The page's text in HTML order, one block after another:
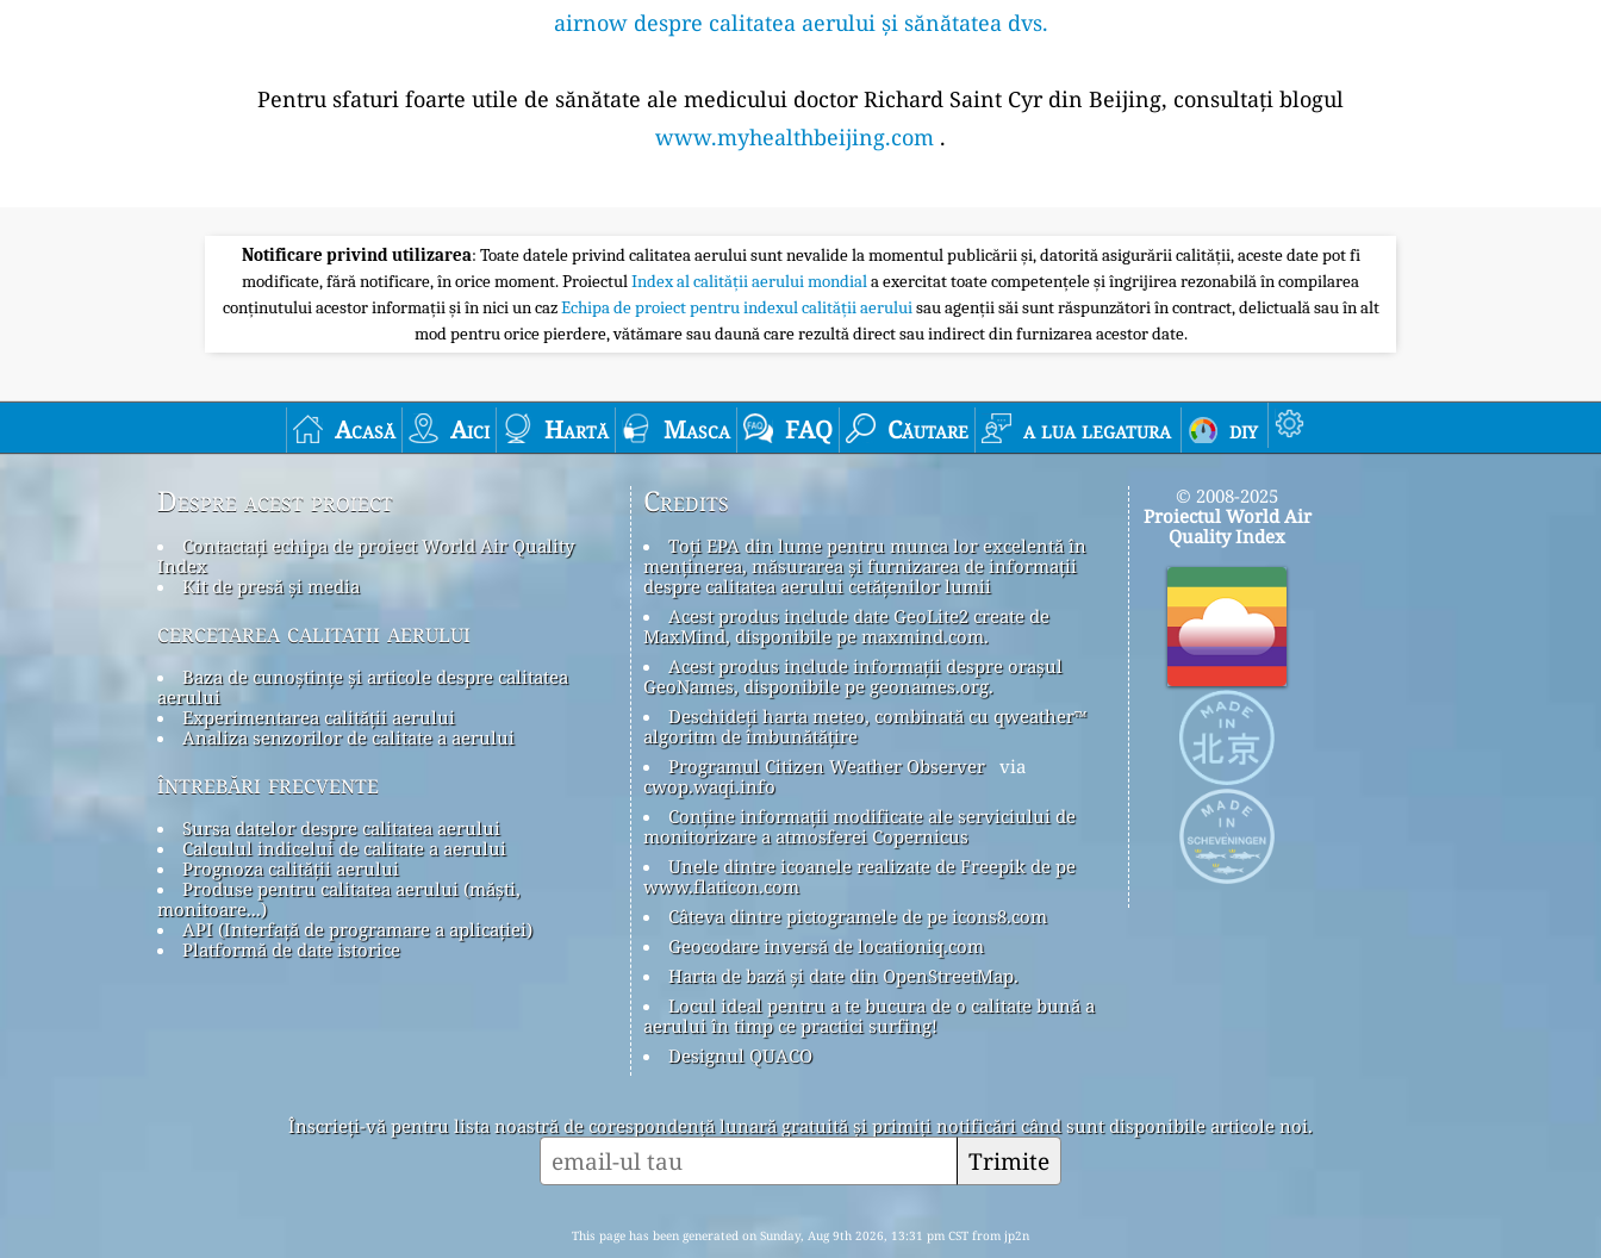
airnow despre calitatea aerului și sănătatea dvs.
Pentru sfaturi foarte utile de sănătate ale medicului doctor Richard Saint Cyr din Beijing, consultați blogul
www.myhealthbeijing.com .
Notificare privind utilizarea: Toate datele privind calitatea aerului sunt nevalide la momentul publicării și, datorită asigurării calității, aceste date pot fi
modificate, fără notificare, în orice moment. ProiectulIndex al calității aerului mondiala exercitat toate competențele și îngrijirea rezonabilă în compilarea
conținutului acestor informații și în nici un cazEchipa de proiect pentru indexul calității aeruluisau agenții săi sunt răspunzători în contract, delictuală sau în alt
mod pentru orice pierdere, vătămare sau daună care rezultă direct sau indirect din furnizarea acestor date.
Acasă Aici Hartă Masca FAQ Căutare a lua legatura diy
Despre acest proiect
Contactați echipa de proiect World Air Quality
Index
Kit de presă și media
cercetarea calitatii aerului
Baza de cunoștințe și articole despre calitatea
aerului
Experimentarea calității aerului
Analiza senzorilor de calitate a aerului
întrebări frecvente
Sursa datelor despre calitatea aerului
Calculul indicelui de calitate a aerului
Prognoza calității aerului
Produse pentru calitatea aerului (măști,
monitoare...)
API (Interfață de programare a aplicației)
Platformă de date istorice
Credits
Toți EPA din lume pentru munca lor excelentă în
menținerea, măsurarea și furnizarea de informații
despre calitatea aerului cetățenilor lumii
Acest produs include date GeoLite2 create de
MaxMind, disponibile pe maxmind.com.
Acest produs include informații despre orașul
GeoNames, disponibile pe geonames.org.
Deschideți harta meteo, combinată cu qweather™
algoritm de îmbunătățire
Programul Citizen Weather Observer via
cwop.waqi.info
Conține informații modificate ale serviciului de
monitorizare a atmosferei Copernicus
Unele dintre icoanele realizate de Freepik de pe
www.flaticon.com
Câteva dintre pictogramele de pe icons8.com
Geocodare inversă de locationiq.com
Harta de bază și date din OpenStreetMap.
Locul ideal pentru a te bucura de o calitate bună a
aerului în timp ce practici surfing!
Designul QUACO
© 2008-2025
Proiectul World Air
Quality Index
Înscrieți-vă pentru lista noastră de corespondență lunară gratuită și primiți notificări când sunt disponibile articole noi.
Trimite
This page has been generated on Sunday, Aug 9th 2026, 13:31 pm CST from jp2n